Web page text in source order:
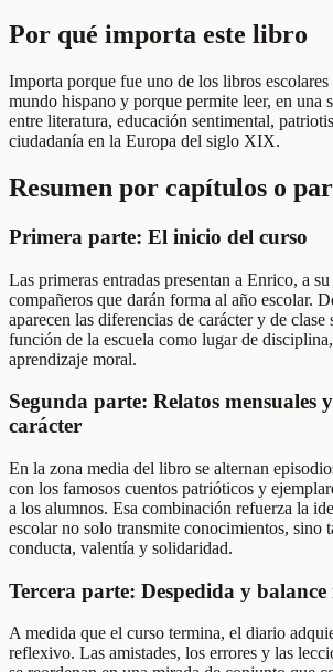
Por qué importa este libro
Importa porque fue uno de los libros
mundo hispano y porque permite leer, en una
entre literatura, educación sentimental,
ciudadanía en la Europa del siglo XIX.
Resumen por capítulos o
Primera parte: El inicio del curso
Las primeras entradas presentan a Enrico, a
compañeros que darán forma al año escolar.
aparecen las diferencias de carácter y de clase
función de la escuela como lugar de
aprendizaje moral.
Segunda parte: Relatos mensuales
carácter
En la zona media del libro se alternan
con los famosos cuentos patrióticos y
a los alumnos. Esa combinación refuerza la
escolar no solo transmite conocimientos, sino
conducta, valentía y solidaridad.
Tercera parte: Despedida y
A medida que el curso termina, el diario
reflexivo. Las amistades, los errores y las